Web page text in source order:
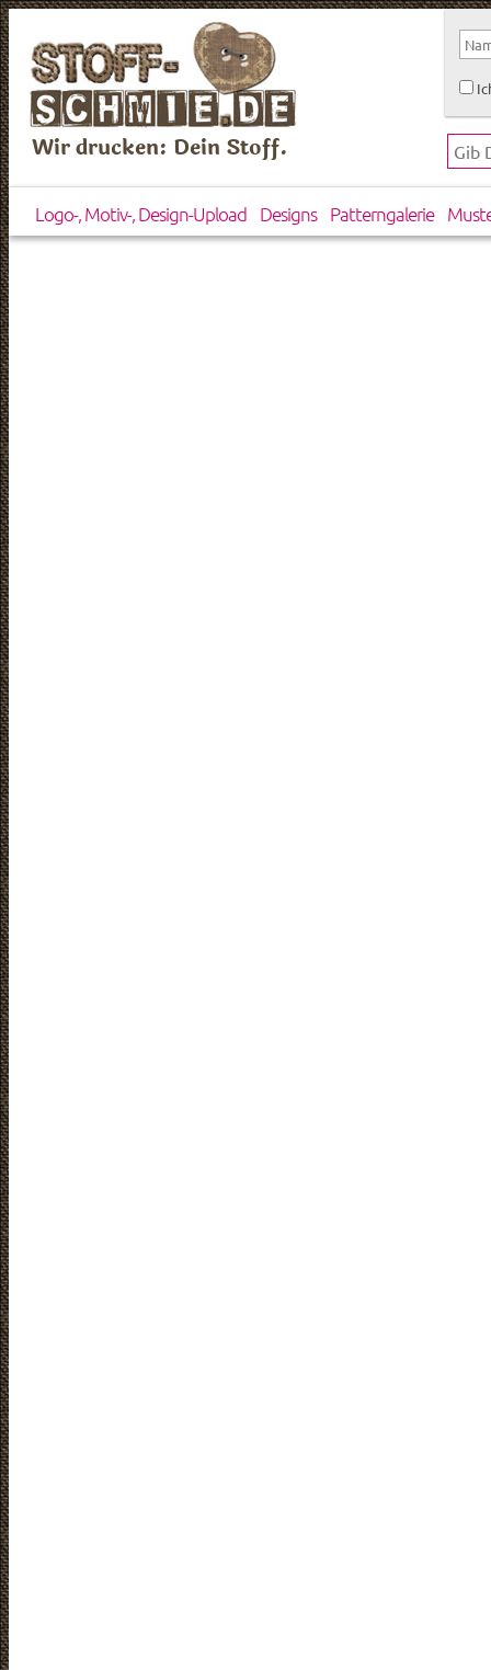
Wir drucken: Dein Stoff.
Logo-, Motiv-, Design-Upload Designs Patterngalerie